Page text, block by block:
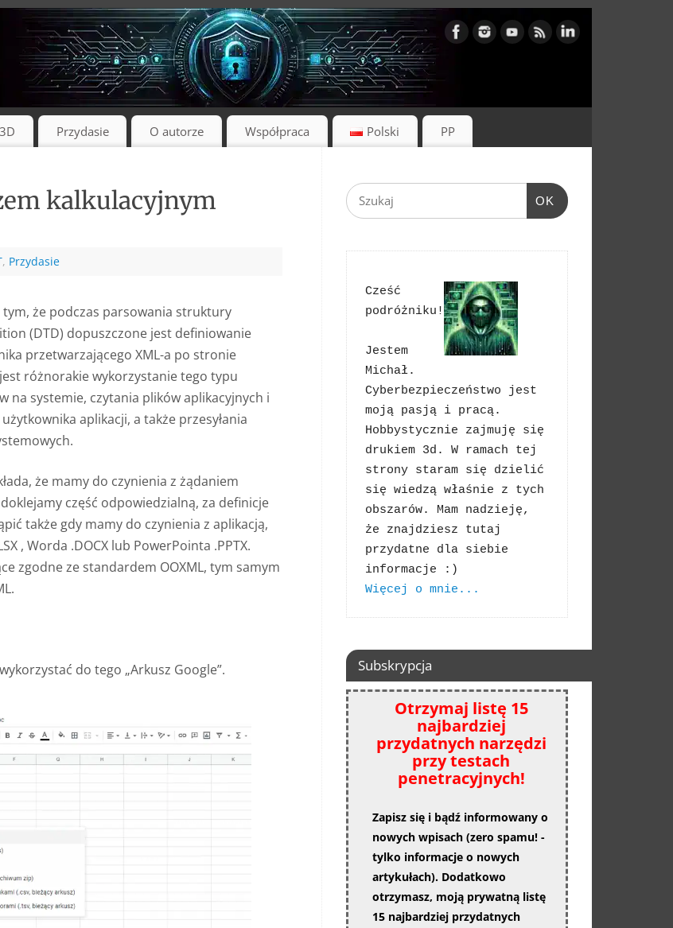
Przydasie O autorze Współpraca Polski PP
kalkulacyjnym
, Przydasie
tym, że podczas parsowania struktury
(DTD) dopuszczone jest definiowanie
przetwarzającego XML-a po stronie
różnorakie wykorzystanie tego typu
na systemie, czytania plików aplikacyjnych i
aplikacji, a także przesyłania
że mamy do czynienia z żądaniem
część odpowiedzialną, za definicje
także gdy mamy do czynienia z aplikacją,
, Worda .DOCX lub PowerPointa .PPTX.
zgodne ze standardem OOXML, tym samym
do tego „Arkusz Google”.
OK
Cześć
podróżniku!
Jestem
Michał.
Cyberbezpieczeństwo jest
moją pasją i pracą.
Hobbystycznie zajmuję się
drukiem 3d. W ramach tej
strony staram się dzielić
się wiedzą właśnie z tych
obszarów. Mam nadzieję,
że znajdziesz tutaj
przydatne dla siebie
Więcej o mnie...
Subskrypcja
Otrzymaj listę 15
najbardziej
przydatnych narzędzi
przy testach
penetracyjnych!
Zapisz się i bądź informowany o
nowych wpisach (zero spamu! -
tylko informacje o nowych
artykułach). Dodatkowo
otrzymasz, moją prywatną listę
15 najbardziej przydatnych